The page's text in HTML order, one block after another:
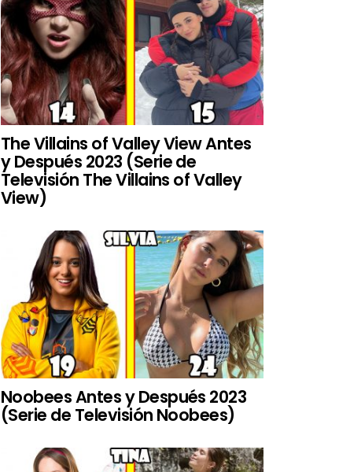
The Villains of Valley View Antes
y Después 2023 (Serie de
Televisión The Villains of Valley
View)
Noobees Antes y Después 2023
(Serie de Televisión Noobees)